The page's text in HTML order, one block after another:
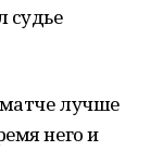
судье
лучше
него и